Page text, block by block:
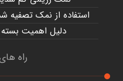
استفاده از نمک تصفیه
دلیل اهمیت
راه